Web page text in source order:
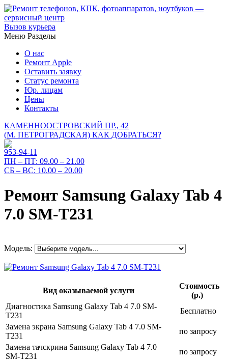
Вызов курьера
Меню Разделы
О нас
Ремонт Apple
Оставить заявку
Статус ремонта
Юр. лицам
Цены
Контакты
КАМЕННООСТРОВСКИЙ ПР., 42
(М. ПЕТРОГРАДСКАЯ) КАК ДОБРАТЬСЯ?
953-94-11
ПН – ПТ: 09.00 – 21.00
СБ – ВС: 10.00 – 20.00
Ремонт Samsung Galaxy Tab 4
7.0 SM-T231
Модель:
Вид оказываемой услуги
Стоимость
(р.)
Диагностика Samsung Galaxy Tab 4 7.0 SM-
T231
Бесплатно
Замена экрана Samsung Galaxy Tab 4 7.0 SM-
T231
по запросу
Замена тачскрина Samsung Galaxy Tab 4 7.0
SM-T231
по запросу